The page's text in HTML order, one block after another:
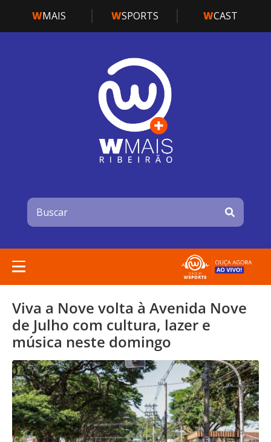
WMAIS WSPORTS WCAST
Viva a Nove volta à Avenida Nove
de Julho com cultura, lazer e
música neste domingo